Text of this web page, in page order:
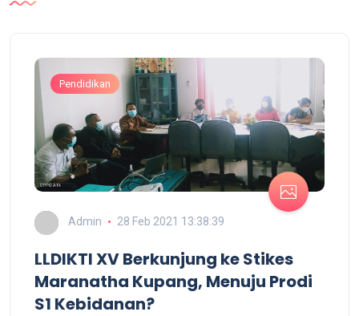
Pendidikan
Admin 28 Feb 2021 13:38:39
LLDIKTI XV Berkunjung ke Stikes
Maranatha Kupang, Menuju Prodi
S1 Kebidanan?